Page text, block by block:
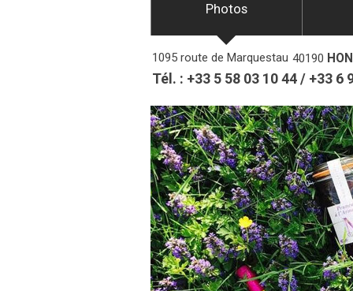
Photos
1095 route de Marquestau 40190
Tél. : +33 5 58 03 10 44 / +33 6